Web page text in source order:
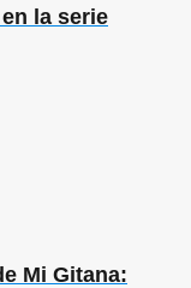
la serie
Mi Gitana: